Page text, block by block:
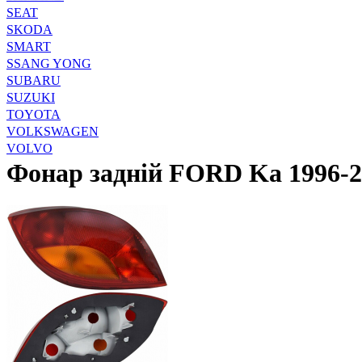
SEAT
SKODA
SMART
SSANG YONG
SUBARU
SUZUKI
TOYOTA
VOLKSWAGEN
VOLVO
Фонар задній FORD Ka 1996-